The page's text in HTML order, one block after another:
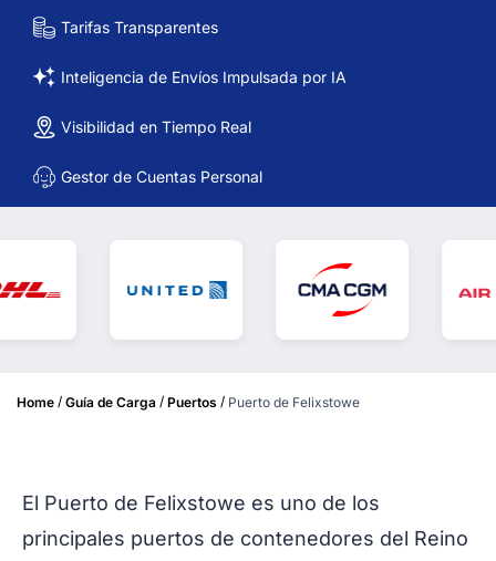
Tarifas Transparentes
Inteligencia de Envíos Impulsada por IA
Visibilidad en Tiempo Real
Gestor de Cuentas Personal
Home / Guía de Carga / Puertos / Puerto de Felixstowe
El Puerto de Felixstowe es uno de los
principales puertos de contenedores del Reino